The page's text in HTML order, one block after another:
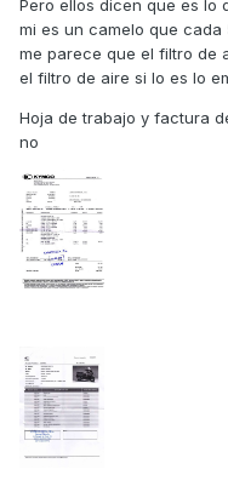
Pero ellos dicen que es lo
mi es un camelo que
me parece que el filtro de
el filtro de aire si lo es lo
Hoja de trabajo y factura
no